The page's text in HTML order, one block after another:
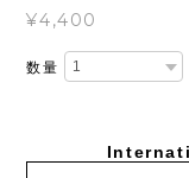
¥4,400
数量